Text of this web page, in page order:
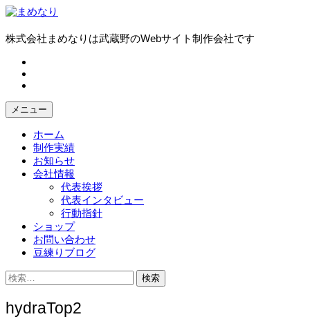
コ
テ
キ
ッ
株式会社まめなりは武蔵野のWebサイト制作会社です
メニュー
ホーム
制作実績
お知らせ
会社情報
代表挨拶
代表インタビュー
行動指針
ショップ
お問い合わせ
豆練りブログ
検
索:
hydraTop2